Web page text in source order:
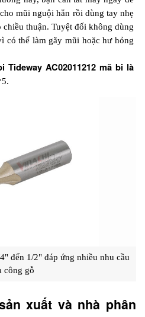
mũi nguội hẳn rồi dùng tay nhẹ
thuận. Tuyệt đối không dùng
có thể làm gãy mũi hoặc hư hỏng
Tideway AC02011212 mã bi là
đến 1/2" đáp ứng nhiều nhu cầu
công gỗ
xuất và nhà phân